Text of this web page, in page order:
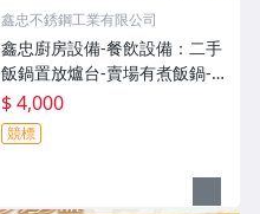
鑫忠不銹鋼工業有限公司
鑫忠廚房設備-餐飲設備：二手
飯鍋置放爐台-賣場有煮飯鍋-
水槽-保溫鍋-冰箱-瓦斯爐-IH
爐-快速爐-煙罩設備-煮麵機-截
油槽-煎板爐-油炸機-烤箱-西餐
$ 4,000
競標